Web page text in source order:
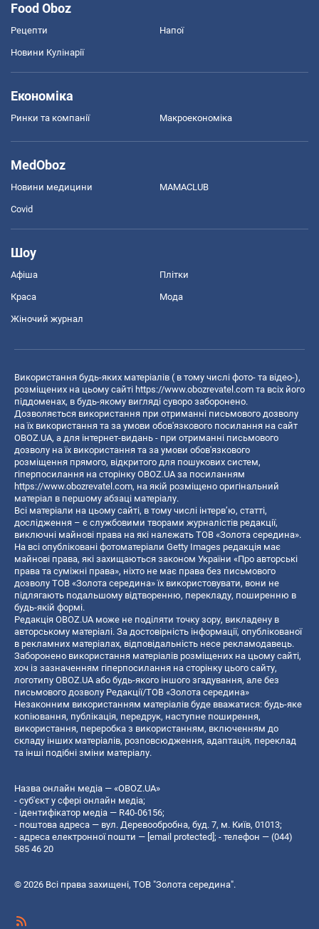
Food Oboz
Рецепти Напої
Новини Кулінарії
Економіка
Ринки та компанії Макроекономіка
MedOboz
Новини медицини MAMACLUB
Covid
Шоу
Афіша Плітки
Краса Мода
Жіночий журнал
Використання будь-яких матеріалів ( в тому числі фото- та відео-),
розміщених на цьому сайті https://www.obozrevatel.com та всіх його
піддоменах, в будь-якому вигляді суворо заборонено.
Дозволяється використання при отриманні письмового дозволу
на їх використання та за умови обов'язкового посилання на сайт
OBOZ.UA, а для інтернет-видань - при отриманні письмового
дозволу на їх використання та за умови обов'язкового
розміщення прямого, відкритого для пошукових систем,
гіперпосилання на сторінку OBOZ.UA за посиланням
https://www.obozrevatel.com, на якій розміщено оригінальний
матеріал в першому абзаці матеріалу.
Всі матеріали на цьому сайті, в тому числі інтерв’ю, статті,
дослідження – є службовими творами журналістів редакції,
виключні майнові права на які належать ТОВ «Золота середина».
На всі опубліковані фотоматеріали Getty Images редакція має
майнові права, які захищаються законом України «Про авторські
права та суміжні права», ніхто не має права без письмового
дозволу ТОВ «Золота середина» їх використовувати, вони не
підлягають подальшому відтворенню, перекладу, поширенню в
будь-якій формі.
Редакція OBOZ.UA може не поділяти точку зору, викладену в
авторському матеріалі. За достовірність інформації, опублікованої
в рекламних матеріалах, відповідальність несе рекламодавець.
Заборонено використання матеріалів розміщених на цьому сайті,
хоч із зазначенням гіперпосилання на сторінку цього сайту,
логотипу OBOZ.UA або будь-якого іншого згадування, але без
письмового дозволу Редакції/ТОВ «Золота середина»
Незаконним використанням матеріалів буде вважатися: будь-яке
копiювання, публiкацiя, передрук, наступне поширення,
використання, переробка з використанням, включенням до
складу інших матеріалів, розповсюдження, адаптація, переклад
та інші подібні зміни матеріалу.
Назва онлайн медіа — «OBOZ.UA»
- суб'єкт у сфері онлайн медіа;
- ідентифікатор медіа — R40-06156;
- поштова адреса — вул. Деревообробна, буд. 7, м. Київ, 01013;
- адреса електронної пошти — [email protected] ; - телефон — (044)
585 46 20
© 2026 Всі права захищені, ТОВ "Золота середина".